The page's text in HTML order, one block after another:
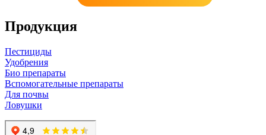
Продукция
Пестициды
Удобрения
Био препараты
Вспомогательные препараты
Для почвы
Ловушки